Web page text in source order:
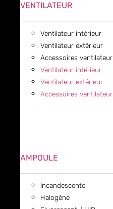
VENTILATEUR
Ventilateur intérieur
Ventilateur extérieur
Accessoires ventilateur
Ventilateur intérieur
Ventilateur extérieur
Accessoires ventilateur
AMPOULE
Incandescente
Halogène